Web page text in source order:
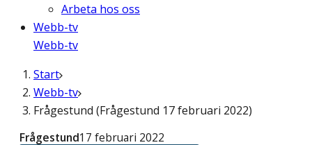
Arbeta hos oss
Webb-tv
Webb-tv
Start
Webb-tv
Frågestund (Frågestund 17 februari 2022)
Frågestund17 februari 2022